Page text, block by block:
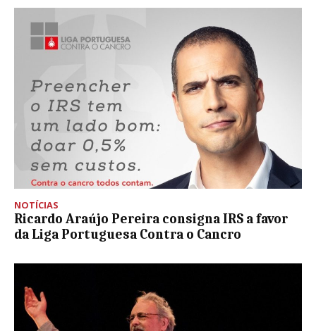
NOTÍCIAS
Ricardo Araújo Pereira consigna IRS a favor
da Liga Portuguesa Contra o Cancro